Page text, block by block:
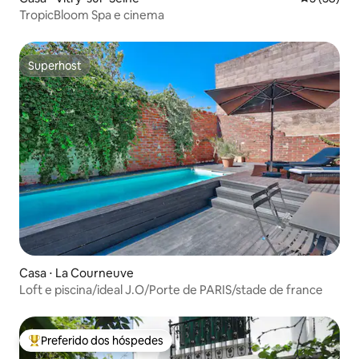
TropicBloom Spa e cinema
Superhost
Superhost
Casa ⋅ La Courneuve
Loft e piscina/ideal J.O/Porte de PARIS/stade de france
Entre os melhores preferidos dos hóspedes
Preferido dos hóspedes